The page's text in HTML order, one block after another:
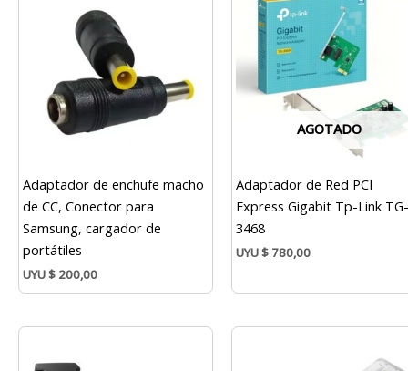
Adaptador de enchufe macho
de CC, Conector para
Samsung, cargador de
portátiles
UYU$ 200,00
AGOTADO
Adaptador de Red PCI
Express Gigabit Tp-Link
3468
UYU$ 780,00